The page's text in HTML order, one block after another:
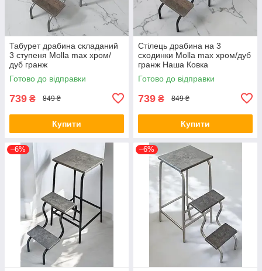
Табурет драбина складаний
3 ступеня Molla max хром/
дуб гранж
Готово до відправки
739 ₴ 849 ₴
Купити
Стілець драбина на 3
сходинки Molla max хром/дуб
гранж Наша Ковка
Готово до відправки
739 ₴ 849 ₴
Купити
–6% –6%